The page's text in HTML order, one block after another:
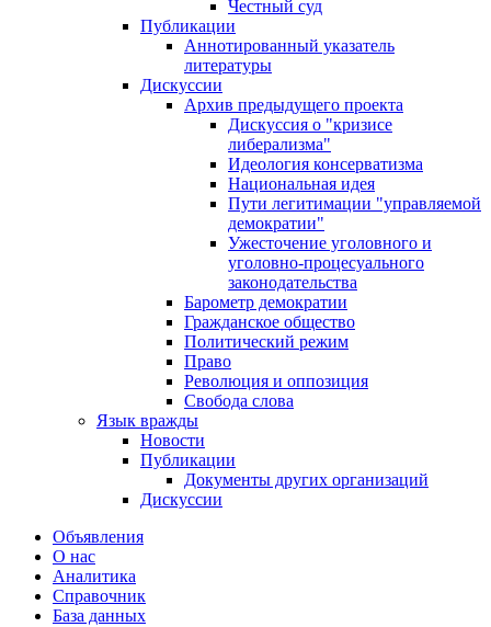
Честный суд
Публикации
Аннотированный указатель
литературы
Дискуссии
Архив предыдущего проекта
Дискуссия о "кризисе
либерализма"
Идеология консерватизма
Национальная идея
Пути легитимации "управляемой
демократии"
Ужесточение уголовного и
уголовно-процесуального
законодательства
Барометр демократии
Гражданское общество
Политический режим
Право
Революция и оппозиция
Свобода слова
Язык вражды
Новости
Публикации
Документы других организаций
Дискуссии
Объявления
О нас
Аналитика
Справочник
База данных